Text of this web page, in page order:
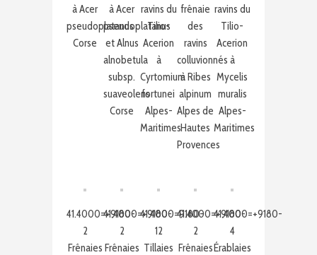
à Acer
pseudoplatanus
Corse
à Acer
pseudoplatanus
et Alnus
alnobetula
subsp.
suaveolens
Corse
ravins du
Tilio-
Acerion
à
Cyrtomium
fortunei
Alpes-
Maritimes
frênaie
des
ravins
colluvionnés
à Ribes
alpinum
Alpes de
Hautes
Provences
ravins du
Tilio-
Acerion
à
Mycelis
muralis
Alpes-
Maritimes
41.4000=+9180-
2
Frênaies
41.4000=+9180-
2
Frênaies
41.4000=9180-
12
Tillaies
41.4000=+9180-
2
Frênaies
41.4000=+9180-
4
Érablaies